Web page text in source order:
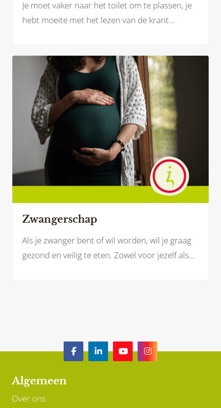
Je moet vaker naar het toilet om te plassen, je
hebt moeite met het lezen van de krant
zo’n droge mond hebt. Mogelijk herken jij jezelf
hierin.
Zwangerschap
Als je zwanger bent of wil worden, wil je graag
gezond en veilig te eten. Zowel voor jezelf als
Algemeen
Over ons